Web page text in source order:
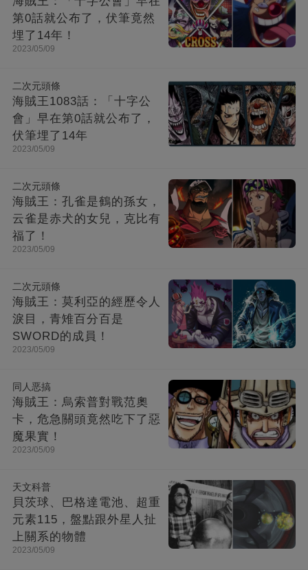
第0話就公布了，伏筆竟然
埋了14年！
2023/05/09
二次元頭條
海賊王1083話：「十字公
會」早在第0話就公布了，
伏筆埋了14年
2023/05/09
二次元頭條
海賊王：孔雀是鶴的孫女，
云雀是赤犬的女兒，克比有
福了！
2023/05/09
二次元頭條
海賊王：莫利亞的經歷令人
淚目，青雉百分百是
SWORD的成員！
2023/05/09
同人恶搞
海賊王：烏索普對戰范奧
卡，危急關頭竟然吃下了惡
魔果實！
2023/05/09
天文科普
貝茨球、巴格達電池、超重
元素115，盤點跟外星人扯
上關系的物體
2023/05/09